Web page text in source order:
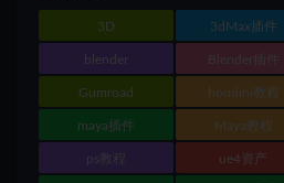
3D 3dMax插件
blender Blender插件
Gumroad houdini教程
maya插件 Maya教程
ps教程 ue4资产